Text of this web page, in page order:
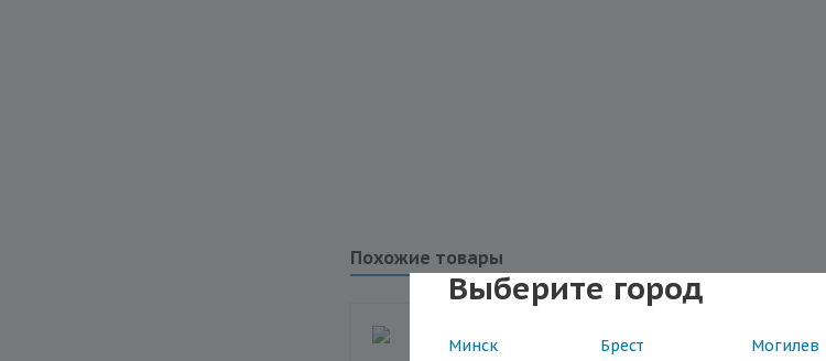
Выберите город
Минск Брест Могилев
Похожие товары